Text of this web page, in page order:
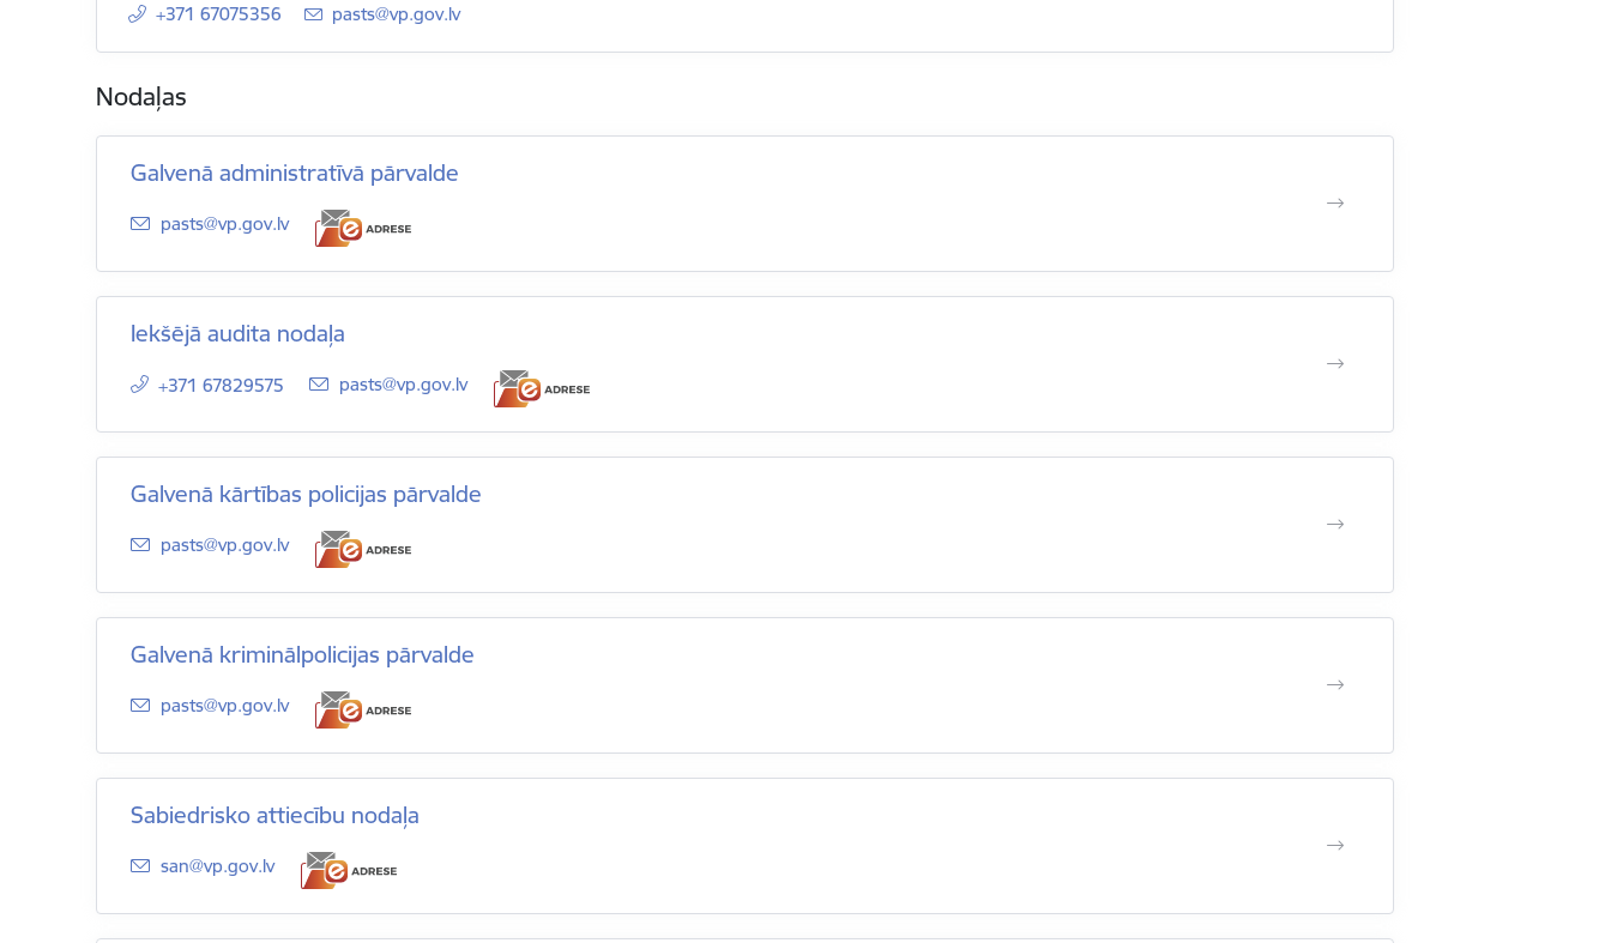
+371 67075356
E-pasts:
pasts@vp.gov.lv
Nodaļas
Galvenā administratīvā pārvalde
E-pasts:
pasts@vp.gov.lv
Iekšējā audita nodaļa
+371 67829575 E-pasts:
pasts@vp.gov.lv
Galvenā kārtības policijas pārvalde
E-pasts:
pasts@vp.gov.lv
Galvenā kriminālpolicijas pārvalde
E-pasts:
pasts@vp.gov.lv
Sabiedrisko attiecību nodaļa
E-pasts:
san@vp.gov.lv